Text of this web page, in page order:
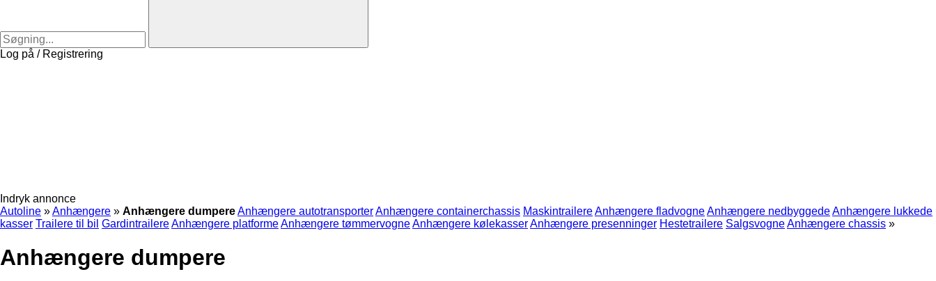
Log på / Registrering
Indryk annonce
Autoline »Anhængere » Anhængere dumpereAnhængere autotransporterAnhængere containerchassis MaskintrailereAnhængere fladvogneAnhængere nedbyggedeAnhængere lukkede
kasser Trailere til bil GardintrailereAnhængere platformeAnhængere tømmervogneAnhængere kølekasserAnhængere presenninger Hestetrailere SalgsvogneAnhængere chassis »
Anhængere dumpere